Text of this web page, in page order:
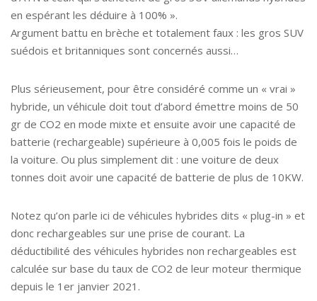
en espérant les déduire à 100% ».
Argument battu en brèche et totalement faux : les gros SUV
suédois et britanniques sont concernés aussi…
Plus sérieusement, pour être considéré comme un « vrai »
hybride, un véhicule doit tout d’abord émettre moins de 50
gr de CO2 en mode mixte et ensuite avoir une capacité de
batterie (rechargeable) supérieure à 0,005 fois le poids de
la voiture. Ou plus simplement dit : une voiture de deux
tonnes doit avoir une capacité de batterie de plus de 10KW.
Notez qu’on parle ici de véhicules hybrides dits « plug-in » et
donc rechargeables sur une prise de courant. La
déductibilité des véhicules hybrides non rechargeables est
calculée sur base du taux de CO2 de leur moteur thermique
depuis le 1er janvier 2021.